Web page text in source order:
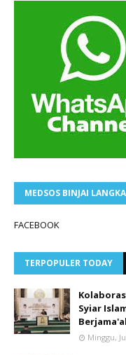
MEDSOS BINJAI
FACEBOOK
TERPOPULER TODAY
Syiar
Minggu,